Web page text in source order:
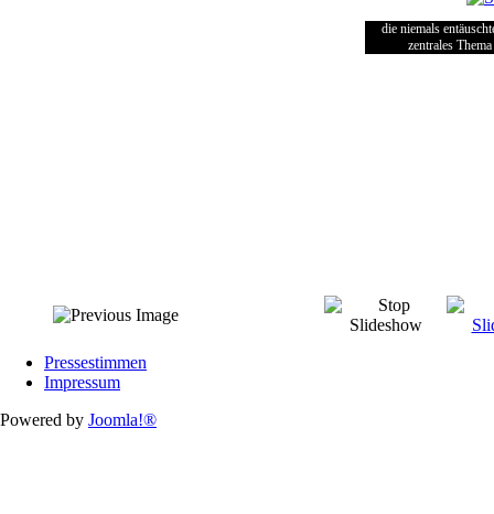
die niemals
zentrales
Pressestimmen
Impressum
Powered by Joomla!®